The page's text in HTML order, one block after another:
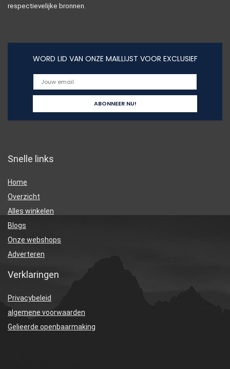
respectievelijke bronnen.
WORD LID VAN ONZE MAILLIJST VOOR EXCLUSIEF
Snelle links
Home
Overzicht
Alles winkelen
Blogs
Onze webshops
Adverteren
Verklaringen
Privacybeleid
algemene voorwaarden
Gelieerde openbaarmaking